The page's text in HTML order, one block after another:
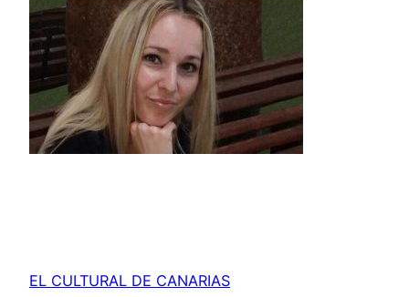
EL CULTURAL DE CANARIAS